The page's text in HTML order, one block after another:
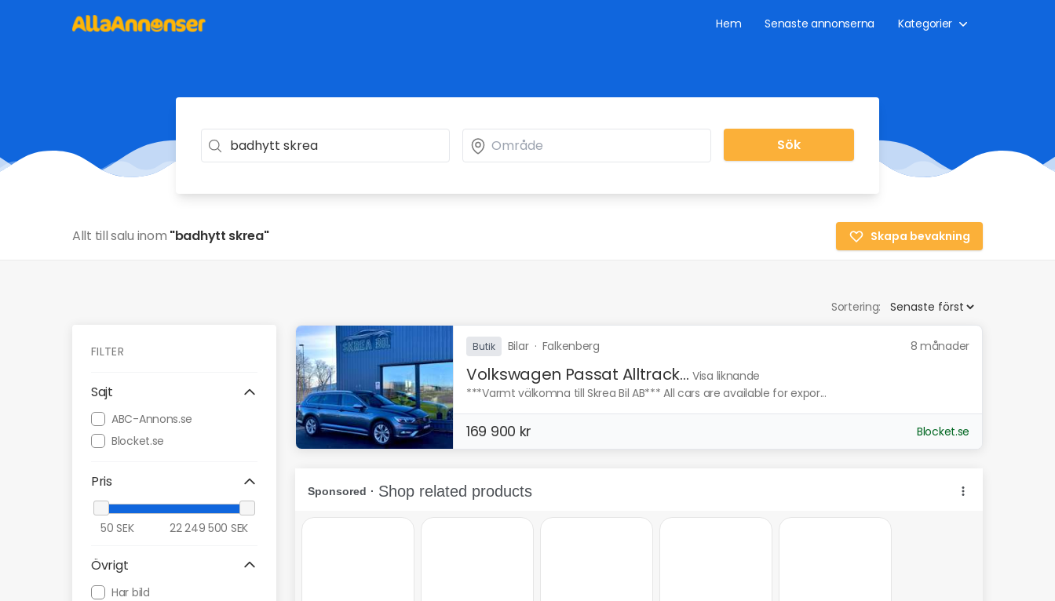
Hem Senaste annonserna Kategorier
Sök
Allt till salu inom "badhytt skrea" Skapa bevakning
Sortering:
FILTER
Sajt
ABC-Annons.se
Blocket.se
Pris
50 SEK 22 249 500 SEK
Övrigt
Har bild
Butik Bilar· Falkenberg 8 månader
Volkswagen Passat Alltrack... Visa liknande
***Varmt välkomna till Skrea Bil AB*** All cars are available for expor...
169 900 kr Blocket.se